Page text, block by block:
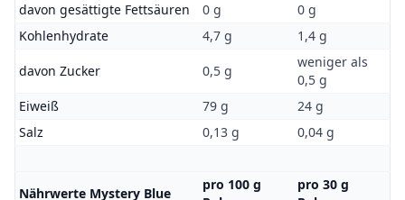
davon gesättigte Fettsäuren
0 g
0 g
Kohlenhydrate
4,7 g 1,4 g
davon Zucker 0,5 g
weniger als
0,5 g
Eiweiß
79 g
24 g
Salz
0,13 g 0,04 g
Nährwerte Mystery Blue
pro 100 g
pro 30 g